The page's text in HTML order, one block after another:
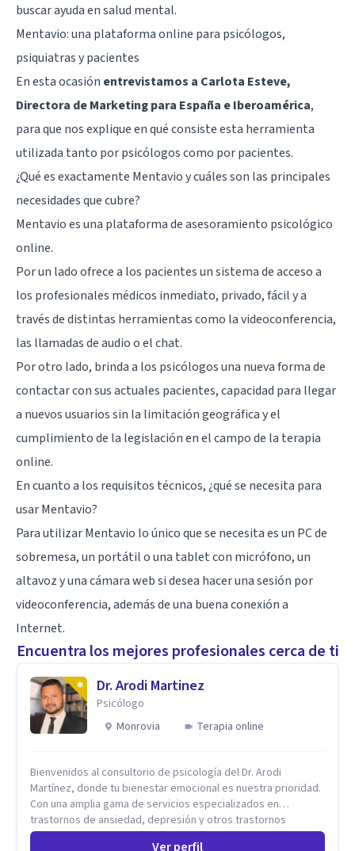
buscar ayuda en salud mental.
Mentavio: una plataforma online para psicólogos,
psiquiatras y pacientes
En esta ocasión entrevistamos a Carlota Esteve,
Directora de Marketing para España e Iberoamérica,
para que nos explique en qué consiste esta herramienta
utilizada tanto por psicólogos como por pacientes.
¿Qué es exactamente Mentavio y cuáles son las principales
necesidades que cubre?
Mentavio es una plataforma de asesoramiento psicológico
online.
Por un lado ofrece a los pacientes un sistema de acceso a
los profesionales médicos inmediato, privado, fácil y a
través de distintas herramientas como la videoconferencia,
las llamadas de audio o el chat.
Por otro lado, brinda a los psicólogos una nueva forma de
contactar con sus actuales pacientes, capacidad para llegar
a nuevos usuarios sin la limitación geográfica y el
cumplimiento de la legislación en el campo de la terapia
online.
En cuanto a los requisitos técnicos, ¿qué se necesita para
usar Mentavio?
Para utilizar Mentavio lo único que se necesita es un PC de
sobremesa, un portátil o una tablet con micrófono, un
altavoz y una cámara web si desea hacer una sesión por
videoconferencia, además de una buena conexión a
Internet.
Encuentra los mejores profesionales cerca de ti
Dr. Arodi Martinez
Psicólogo
Monrovia
Terapia online
Bienvenidos al consultorio de psicología del Dr. Arodi
Martínez, donde tu bienestar emocional es nuestra prioridad.
Con una amplia gama de servicios especializados en
trastornos de ansiedad, depresión y otros trastornos
emocionales, estamos dedicados a ofrecerte el mejor
Ver perfil